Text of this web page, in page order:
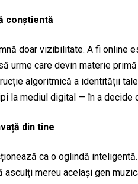
conștientă
doar vizibilitate. A fi online
urme care devin materie
algoritmică a identității
la mediul digital — în a
din tine
ca o oglindă
asculți mereu același gen